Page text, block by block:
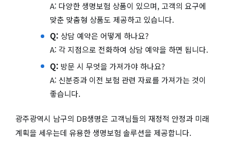
A: 다양한 생명보험 상품이 있으며, 고객의 요구에
맞춘 맞춤형 상품도 제공하고 있습니다.
Q: 상담 예약은 어떻게 하나요?
A: 각 지점으로 전화하여 상담 예약을 하면 됩니다.
Q: 방문 시 무엇을 가져가야 하나요?
A: 신분증과 이전 보험 관련 자료를 가져가는 것이
좋습니다.
광주광역시 남구의 DB생명은 고객님들의 재정적 안정과 미래
계획을 세우는데 유용한 생명보험 솔루션을 제공합니다.